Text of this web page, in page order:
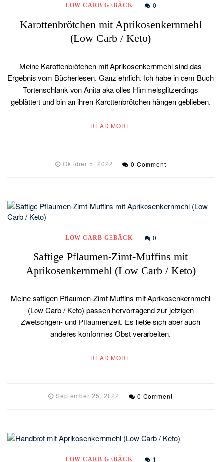
LOW CARB GEBÄCK 0
Karottenbrötchen mit Aprikosenkernmehl
(Low Carb / Keto)
Meine Karottenbrötchen mit Aprikosenkernmehl sind das
Ergebnis vom Bücherlesen. Ganz ehrlich. Ich habe in dem Buch
Tortenschlank von Anita aka olles Himmelsglitzerdings
geblättert und bin an ihren Karottenbrötchen hängen geblieben.
READ MORE
Oktober 5, 2022 0 Comment
LOW CARB GEBÄCK 0
Saftige Pflaumen-Zimt-Muffins mit
Aprikosenkernmehl (Low Carb / Keto)
Meine saftigen Pflaumen-Zimt-Muffins mit Aprikosenkernmehl
(Low Carb / Keto) passen hervorragend zur jetzigen
Zwetschgen- und Pflaumenzeit. Es ließe sich aber auch
anderes konformes Obst verarbeiten.
READ MORE
September 25, 2022 0 Comment
LOW CARB GEBÄCK 1